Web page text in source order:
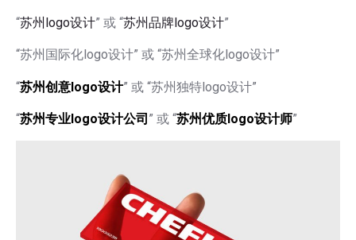
“苏州logo设计” 或 “苏州品牌logo设计”
“苏州国际化logo设计” 或 “苏州全球化logo设计”
“苏州创意logo设计” 或 “苏州独特logo设计”
“苏州专业logo设计公司 ” 或 “苏州优质logo设计师”